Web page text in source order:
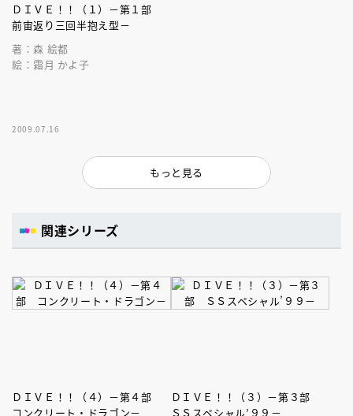
ＤＩＶＥ！！（１）－第１部
前宙返り三回半抱え型－
著：森 絵都
絵：霜月 かよ子
2009.07.16
もっと見る
関連シリーズ
ＤＩＶＥ！！（４）－第４部
コンクリート・ドラゴン－
ＤＩＶＥ！！（３）－第３部
ＳＳスペシャル’９９－